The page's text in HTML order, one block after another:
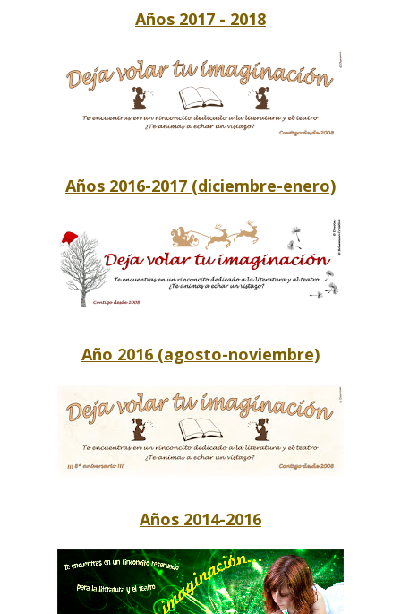
Años 2017 - 2018
Años 2016-2017 (diciembre-enero)
Año 2016 (agosto-noviembre)
Años 2014-2016